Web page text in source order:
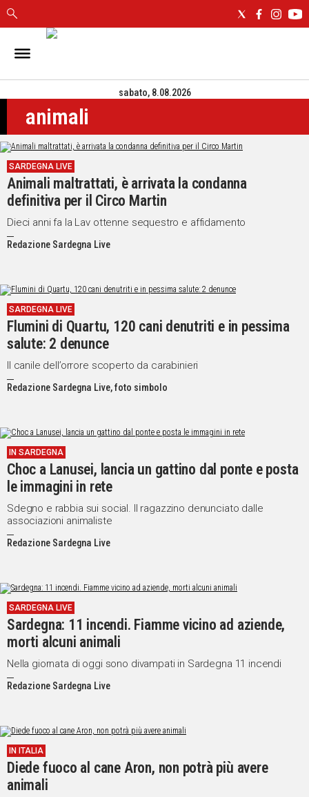
IN
CAGLIARI
SASSARI
NUORO
ORISTANO
SULCIS
GALLURA
OGLIASTRA
MEDIO
CAMPIDANO
NOTIZIE
POLITICA
IN
ITALIA
NEL
SPORT
STORIE
VIDEO
Vai
WHATSAPP
Social
sabato, 8.08.2026
animali
SARDEGNA LIVE
Animali maltrattati, è arrivata la condanna
definitiva per il Circo Martin
Dieci anni fa la Lav ottenne sequestro e affidamento
Redazione Sardegna Live
SARDEGNA LIVE
Flumini di Quartu, 120 cani denutriti e in pessima
salute: 2 denunce
Il canile dell’orrore scoperto da carabinieri
Redazione Sardegna Live, foto simbolo
IN SARDEGNA
Choc a Lanusei, lancia un gattino dal ponte e posta
le immagini in rete
Sdegno e rabbia sui social. Il ragazzino denunciato dalle
associazioni animaliste
Redazione Sardegna Live
SARDEGNA LIVE
Sardegna: 11 incendi. Fiamme vicino ad aziende,
morti alcuni animali
Nella giornata di oggi sono divampati in Sardegna 11 incendi
Redazione Sardegna Live
IN ITALIA
Diede fuoco al cane Aron, non potrà più avere
animali